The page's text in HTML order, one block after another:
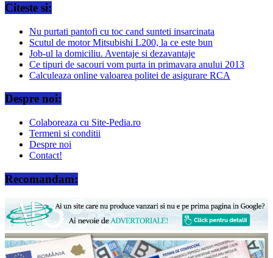
Citeste si:
Nu purtati pantofi cu toc cand sunteti insarcinata
Scutul de motor Mitsubishi L200, la ce este bun
Job-ul la domiciliu. Aventaje si dezavantaje
Ce tipuri de sacouri vom purta in primavara anului 2013
Calculeaza online valoarea politei de asigurare RCA
Despre noi:
Colaboreaza cu Site-Pedia.ro
Termeni si conditii
Despre noi
Contact!
Recomandam: